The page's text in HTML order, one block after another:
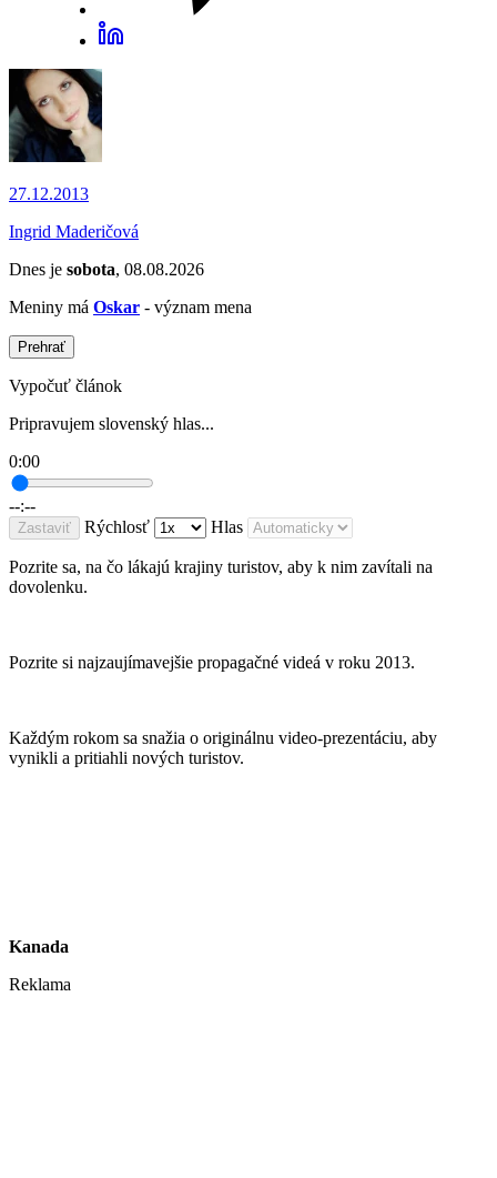
27.12.2013
Ingrid Maderičová
Dnes je sobota, 08.08.2026
Meniny má Oskar - význam mena
Prehrať
Vypočuť článok
Pripravujem slovenský hlas...
0:00
--:--
Zastaviť Rýchlosť Hlas
Pozrite sa, na čo lákajú krajiny turistov, aby k nim zavítali na
dovolenku.
Pozrite si najzaujímavejšie propagačné videá v roku 2013.
Každým rokom sa snažia o originálnu video-prezentáciu, aby
vynikli a pritiahli nových turistov.
Kanada
Reklama